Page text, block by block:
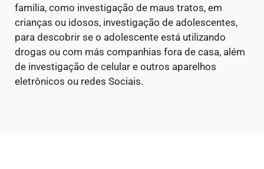
família, como investigação de maus tratos, em
crianças ou idosos, investigação de adolescentes,
para descobrir se o adolescente está utilizando
drogas ou com más companhias fora de casa, além
de investigação de celular e outros aparelhos
eletrônicos ou redes Sociais.